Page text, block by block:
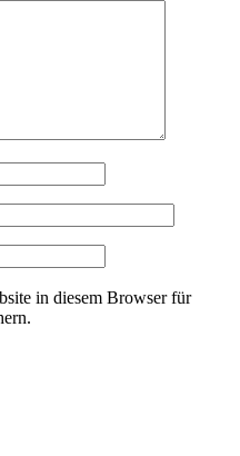
in diesem Browser für